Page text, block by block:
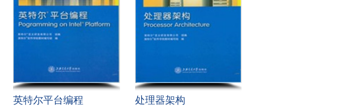
英特尔平台编程 处理器架构